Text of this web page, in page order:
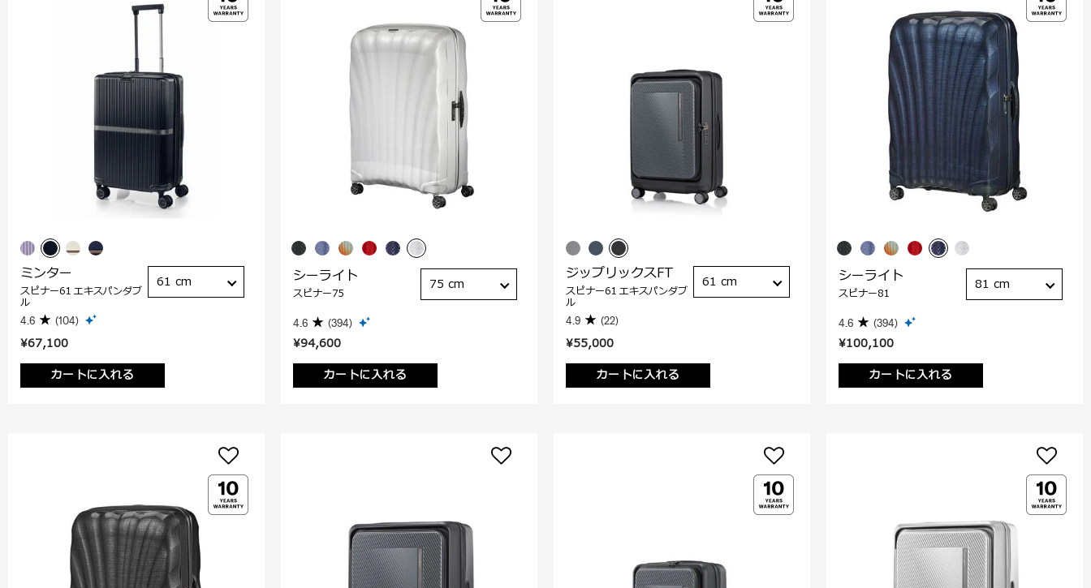
¥67,100
カートに入れる
ミンター
スピナー61 エキスパンダブ
ル
4.6 (104)
61 cm
¥94,600
カートに入れる
シーライト
スピナー75
4.6 (394)
75 cm
¥55,000
カートに入れる
ジップリックスFT
スピナー61 エキスパンダブ
ル
4.9 (22)
61 cm
¥100,100
カートに入れる
シーライト
スピナー81
4.6 (394)
81 cm